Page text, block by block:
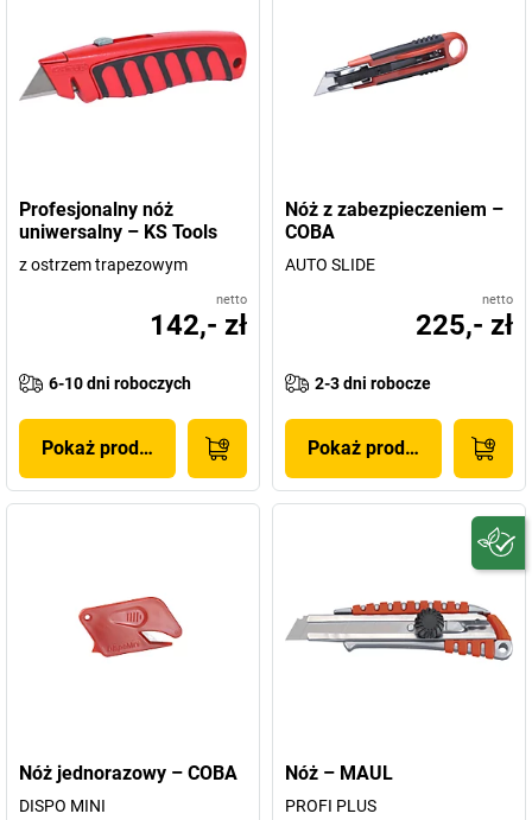
Profesjonalny nóż
uniwersalny – KS Tools
z ostrzem trapezowym
netto
142,- zł
6-10 dni roboczych
Pokaż produkt
Nóż z zabezpieczeniem –
COBA
AUTO SLIDE
netto
225,- zł
2-3 dni robocze
Pokaż produkt
Nóż jednorazowy – COBA
DISPO MINI
Nóż – MAUL
PROFI PLUS